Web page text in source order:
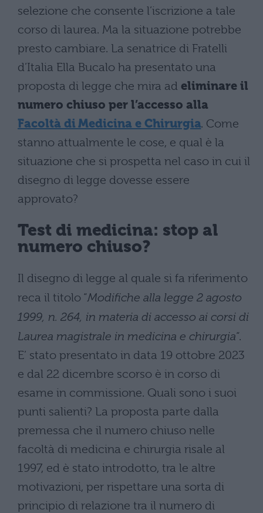
selezione che consente l’iscrizione a tale
corso di laurea. Ma la situazione potrebbe
presto cambiare. La senatrice di Fratelli
d’Italia Ella Bucalo ha presentato una
proposta di legge che mira ad eliminare il
numero chiuso per l’accesso alla
Facoltà di Medicina e Chirurgia. Come
stanno attualmente le cose, e qual è la
situazione che si prospetta nel caso in cui il
disegno di legge dovesse essere
approvato?
Test di medicina: stop al
numero chiuso?
Il disegno di legge al quale si fa riferimento
reca il titolo “Modifiche alla legge 2 agosto
1999, n. 264, in materia di accesso ai corsi di
Laurea magistrale in medicina e chirurgia“.
E’ stato presentato in data 19 ottobre 2023
e dal 22 dicembre scorso è in corso di
esame in commissione. Quali sono i suoi
punti salienti? La proposta parte dalla
premessa che il numero chiuso nelle
facoltà di medicina e chirurgia risale al
1997, ed è stato introdotto, tra le altre
motivazioni, per rispettare una sorta di
principio di relazione tra il numero di